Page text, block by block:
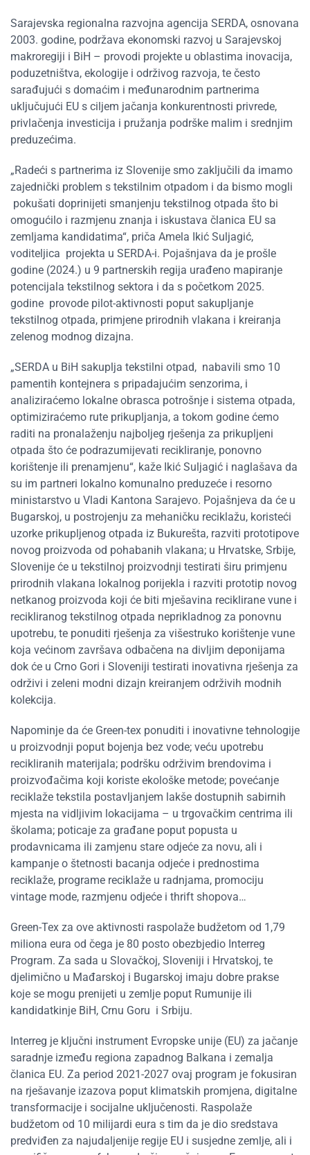
Sarajevska regionalna razvojna agencija SERDA, osnovana
2003. godine, podržava ekonomski razvoj u Sarajevskoj
makroregiji i BiH – provodi projekte u oblastima inovacija,
poduzetništva, ekologije i održivog razvoja, te često
sarađujući s domaćim i međunarodnim partnerima
uključujući EU s ciljem jačanja konkurentnosti privrede,
privlačenja investicija i pružanja podrške malim i srednjim
preduzećima.
„Radeći s partnerima iz Slovenije smo zaključili da imamo
zajednički problem s tekstilnim otpadom i da bismo mogli
pokušati doprinijeti smanjenju tekstilnog otpada što bi
omogućilo i razmjenu znanja i iskustava članica EU sa
zemljama kandidatima“, priča Amela Ikić Suljagić,
voditeljica projekta u SERDA-i. Pojašnjava da je prošle
godine (2024.) u 9 partnerskih regija urađeno mapiranje
potencijala tekstilnog sektora i da s početkom 2025.
godine provode pilot-aktivnosti poput sakupljanje
tekstilnog otpada, primjene prirodnih vlakana i kreiranja
zelenog modnog dizajna.
„SERDA u BiH sakuplja tekstilni otpad, nabavili smo 10
pamentih kontejnera s pripadajućim senzorima, i
analiziraćemo lokalne obrasca potrošnje i sistema otpada,
optimiziraćemo rute prikupljanja, a tokom godine ćemo
raditi na pronalaženju najboljeg rješenja za prikupljeni
otpada što će podrazumijevati recikliranje, ponovno
korištenje ili prenamjenu“, kaže Ikić Suljagić i naglašava da
su im partneri lokalno komunalno preduzeće i resorno
ministarstvo u Vladi Kantona Sarajevo. Pojašnjeva da će u
Bugarskoj, u postrojenju za mehaničku reciklažu, koristeći
uzorke prikupljenog otpada iz Bukurešta, razviti prototipove
novog proizvoda od pohabanih vlakana; u Hrvatske, Srbije,
Slovenije će u tekstilnoj proizvodnji testirati širu primjenu
prirodnih vlakana lokalnog porijekla i razviti prototip novog
netkanog proizvoda koji će biti mješavina reciklirane vune i
recikliranog tekstilnog otpada neprikladnog za ponovnu
upotrebu, te ponuditi rješenja za višestruko korištenje vune
koja većinom završava odbačena na divljim deponijama
dok će u Crno Gori i Sloveniji testirati inovativna rješenja za
održivi i zeleni modni dizajn kreiranjem održivih modnih
kolekcija.
Napominje da će Green-tex ponuditi i inovativne tehnologije
u proizvodnji poput bojenja bez vode; veću upotrebu
recikliranih materijala; podršku održivim brendovima i
proizvođačima koji koriste ekološke metode; povećanje
reciklaže tekstila postavljanjem lakše dostupnih sabirnih
mjesta na vidljivim lokacijama – u trgovačkim centrima ili
školama; poticaje za građane poput popusta u
prodavnicama ili zamjenu stare odjeće za novu, ali i
kampanje o štetnosti bacanja odjeće i prednostima
reciklaže, programe reciklaže u radnjama, promociju
vintage mode, razmjenu odjeće i thrift shopova…
Green-Tex za ove aktivnosti raspolaže budžetom od 1,79
miliona eura od čega je 80 posto obezbjedio Interreg
Program. Za sada u Slovačkoj, Sloveniji i Hrvatskoj, te
djelimično u Mađarskoj i Bugarskoj imaju dobre prakse
koje se mogu prenijeti u zemlje poput Rumunije ili
kandidatkinje BiH, Crnu Goru i Srbiju.
Interreg je ključni instrument Evropske unije (EU) za jačanje
saradnje između regiona zapadnog Balkana i zemalja
članica EU. Za period 2021-2027 ovaj program je fokusiran
na rješavanje izazova poput klimatskih promjena, digitalne
transformacije i socijalne uključenosti. Raspolaže
budžetom od 10 milijardi eura s tim da je dio sredstava
predviđen za najudaljenije regije EU i susjedne zemlje, ali i